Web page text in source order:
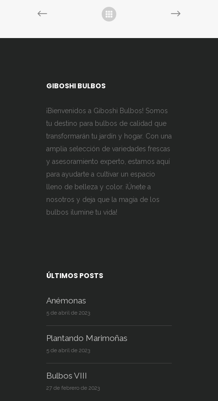
GIBOSHI BULBOS
¡Bienvenidos a Giboshi Bulbos! Somos
tu destino para bulbos de calidad que
transformarán tu jardín y hogar. Con una
amplia selección de variedades frescas
y asesoramiento experto, estamos aquí
para ayudarte a cultivar un espacio
lleno de belleza y color. ¡Únete a
nosotros y deja que la magia de los
bulbos ilumine tu vida!
ÚLTIMOS POSTS
Anémonas
5 de abril de 2023
Plantando Marimoñas
5 de abril de 2023
Bulbos VIII
27 de febrero de 2023